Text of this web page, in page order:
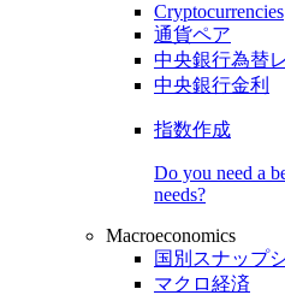
Cryptocurrencies
通貨ペア
中央銀行為替
中央銀行金利
指数作成
Do you need a
needs?
Macroeconomics
国別スナップ
マクロ経済